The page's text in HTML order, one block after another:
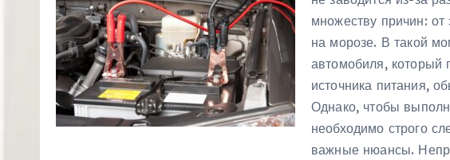
множеству причин:
на морозе. В такой
автомобиля, который
источника питания,
Однако, чтобы
необходимо строго
важные нюансы.